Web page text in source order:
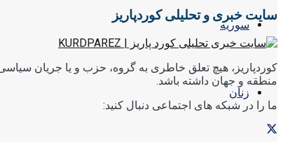
سوریه
زنان
سایت خبری و تحلیلی کوردپاریز
کوردپاریز، هیچ تعلق خاطری به گروه، حزب و یا جریان
منطقه و جهان داشته باشد.
ما را در شبکه های اجتماعی دنبال کنید: